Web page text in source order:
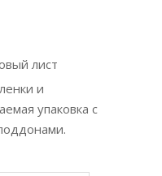
лист
и
упаковка с